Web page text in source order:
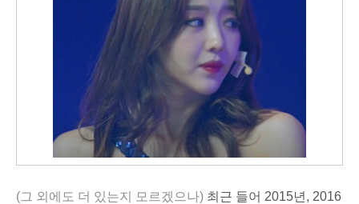
(그 외에도 더 있는지 모르겠으나) 최근 들어 2015년, 2016